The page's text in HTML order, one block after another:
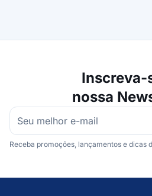
Inscreva-
nossa
Receba promoções, lançamentos e dicas